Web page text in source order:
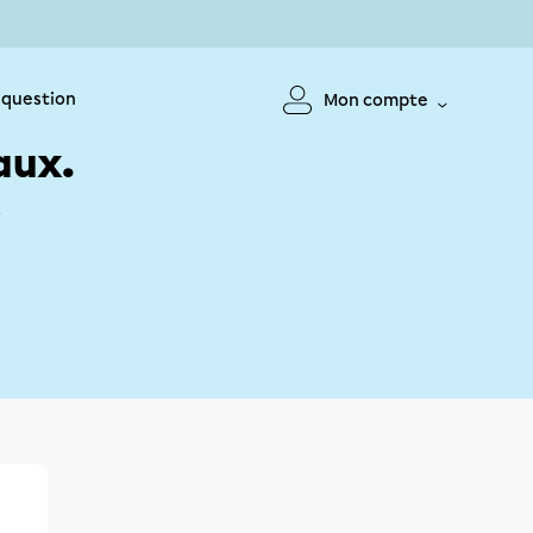
Mon compte